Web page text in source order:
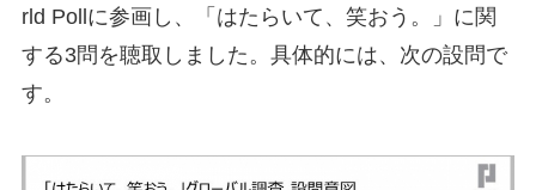
rld Pollに参画し、「はたらいて、笑おう。」に関
する3問を聴取しました。具体的には、次の設問で
す。